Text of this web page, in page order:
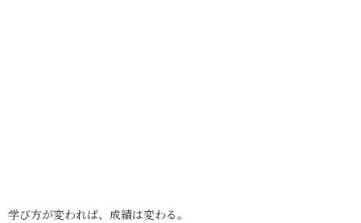
学び方が変われば、成績は変わる。